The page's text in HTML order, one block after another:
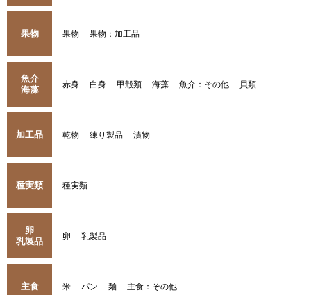
果物 果物 果物：加工品
魚介
海藻
赤身 白身 甲殻類 海藻 魚介：その他 貝類
加工品 乾物 練り製品 漬物
種実類 種実類
卵
乳製品
卵 乳製品
主食 米 パン 麺 主食：その他